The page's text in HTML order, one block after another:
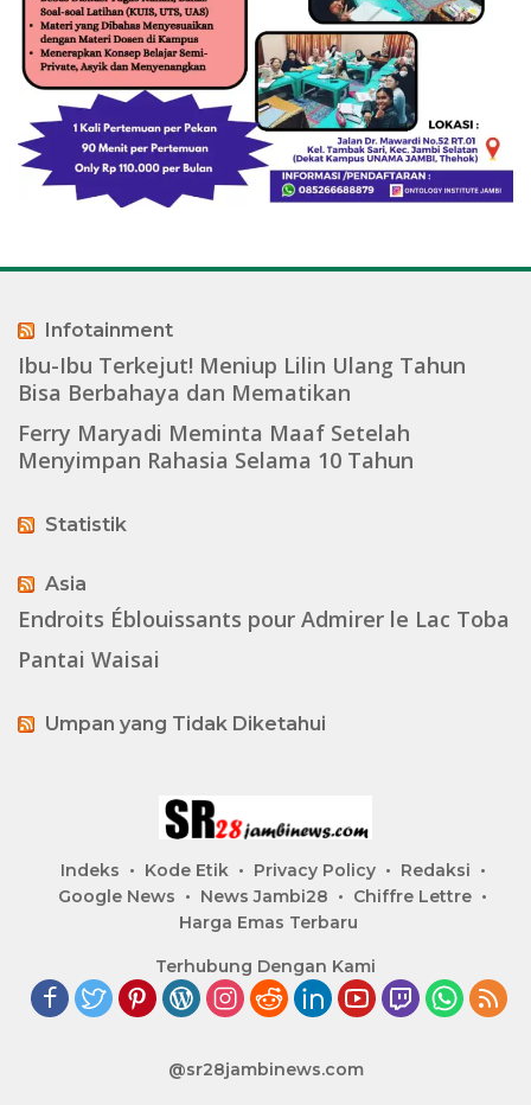
Infotainment
Ibu-Ibu Terkejut! Meniup Lilin Ulang Tahun
Bisa Berbahaya dan Mematikan
Ferry Maryadi Meminta Maaf Setelah
Menyimpan Rahasia Selama 10 Tahun
Statistik
Asia
Endroits Éblouissants pour Admirer le Lac Toba
Pantai Waisai
Umpan yang Tidak Diketahui
Indeks Kode Etik Privacy Policy
Redaksi
Google News
News Jambi28
Chiffre Lettre
Harga Emas Terbaru
Terhubung Dengan Kami
@sr28jambinews.com